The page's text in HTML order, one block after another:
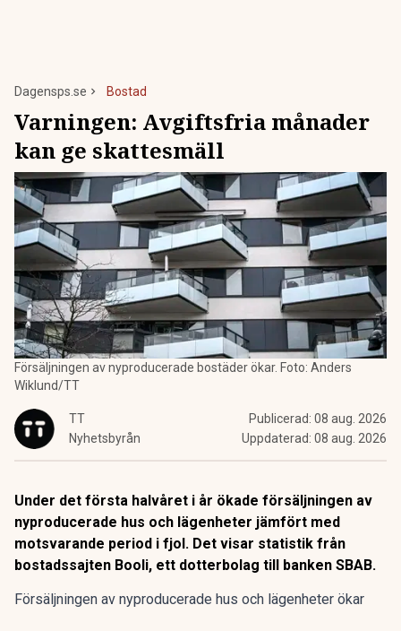
Dagensps.se Bostad
Varningen: Avgiftsfria månader
kan ge skattesmäll
Försäljningen av nyproducerade bostäder ökar. Foto: Anders
Wiklund/TT
TT
Nyhetsbyrån
Publicerad: 08 aug. 2026
Uppdaterad: 08 aug. 2026
Under det första halvåret i år ökade försäljningen av
nyproducerade hus och lägenheter jämfört med
motsvarande period i fjol. Det visar statistik från
bostadssajten Booli, ett dotterbolag till banken SBAB.
Försäljningen av nyproducerade hus och lägenheter ökar